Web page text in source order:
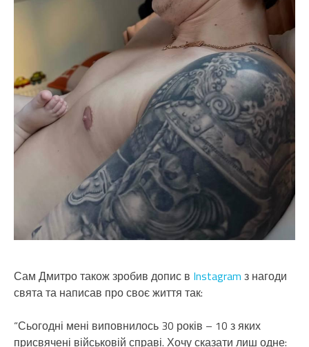
Сам Дмитро також зробив допис в Instagram з нагоди
свята та написав про своє життя так:
“Сьогодні мені виповнилось 30 років – 10 з яких
присвячені військовій справі. Хочу сказати лиш одне: